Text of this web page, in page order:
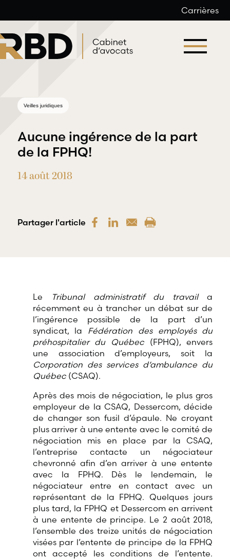
au
contenu
Carrières
Droit du
RBD Avocats
champs
d’expertises
reliés au droit
du travail et
de l’emploi.
déontologique
professionnels
œuvrant dans
divers domaines
d’emploi.
Veilles juridiques
Aucune ingérence de la part
de la FPHQ!
14 août 2018
Partager l'article
Le Tribunal administratif du travaila
récemment eu à trancher un débat sur de
l’ingérence possible de la part d’un
syndicat, la Fédération des employés du
préhospitalier du Québec (FPHQ), envers
une association d’employeurs, soit la
Corporation des services d’ambulance du
Québec(CSAQ).
Après des mois de négociation, le plus gros
employeur de la CSAQ, Dessercom, décide
de changer son fusil d’épaule. Ne croyant
plus arriver à une entente avec le comité de
négociation mis en place par la CSAQ,
l’entreprise contacte un négociateur
chevronné afin d’en arriver à une entente
avec la FPHQ. Dès le lendemain, le
négociateur entre en contact avec un
représentant de la FPHQ. Quelques jours
plus tard, la FPHQ et Dessercom en arrivent
à une entente de principe. Le 2 août 2018,
l’ensemble des treize unités de négociation
visées par l’entente de principe de la FPHQ
ont accepté les conditions de l’entente.